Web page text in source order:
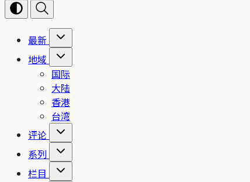
最新
地域
国际
大陆
香港
台湾
评论
系列
栏目